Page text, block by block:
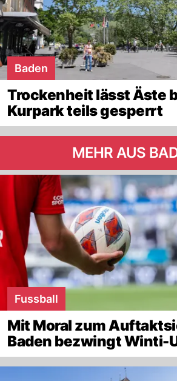
Baden
Trockenheit lässt Äste
Kurpark teils gesperrt
MEHR AUS
Fussball
Mit Moral zum
Baden bezwingt Winti-